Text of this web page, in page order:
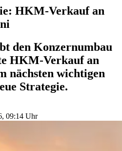
HKM-Verkauf an
den Konzernumbau
HKM-Verkauf an
nächsten wichtigen
Strategie.
09:14 Uhr